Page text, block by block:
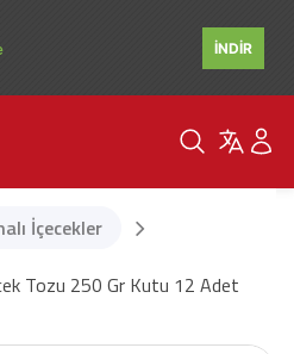
İNDİR
İçecekler
Tozu 250 Gr Kutu 12 Adet